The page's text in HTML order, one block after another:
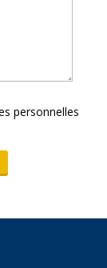
personnelles